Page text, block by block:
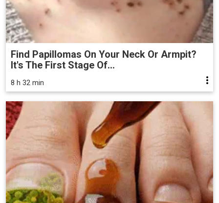
Find Papillomas On Your Neck Or Armpit?
It's The First Stage Of...
8 h 32 min